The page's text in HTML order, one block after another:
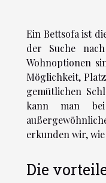
Ein Bettsofa ist
der Suche
Wohnoptionen
Möglichkeit,
gemütlichen
kann man
erkunden wir,
Die